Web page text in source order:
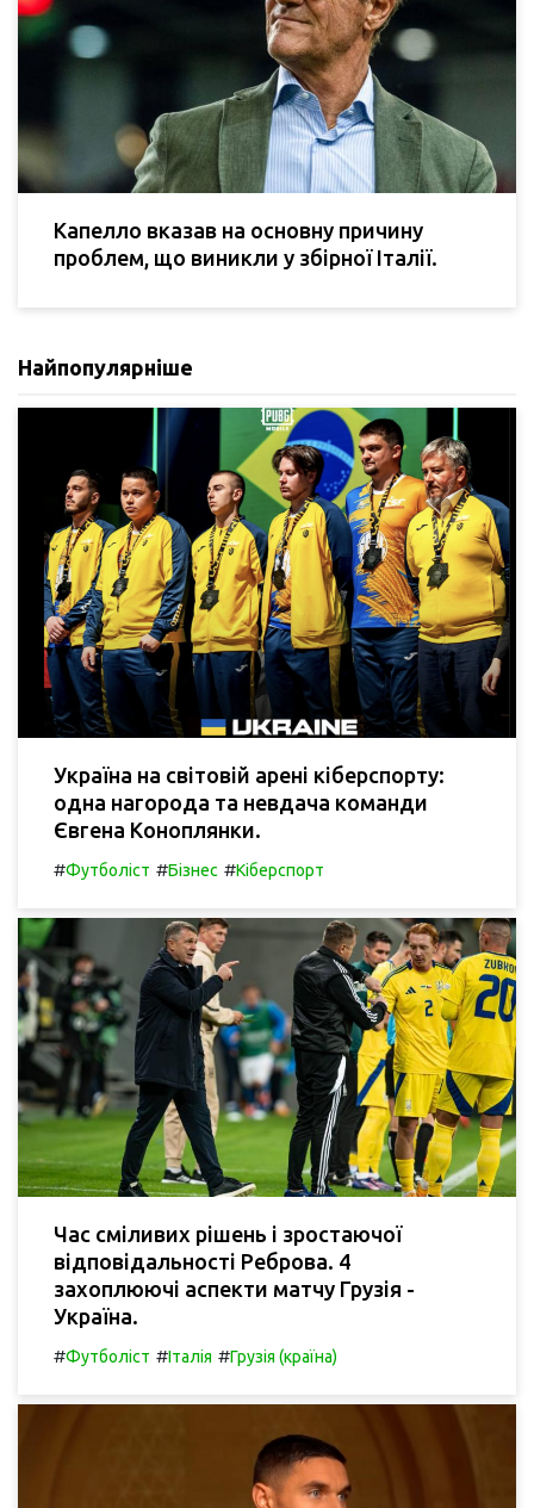
Капелло вказав на основну причину
проблем, що виникли у збірної Італії.
Найпопулярніше
Україна на світовій арені кіберспорту:
одна нагорода та невдача команди
Євгена Коноплянки.
#Футболіст #Бізнес #Кіберспорт
Час сміливих рішень і зростаючої
відповідальності Реброва. 4
захоплюючі аспекти матчу Грузія -
Україна.
#Футболіст #Італія #Грузія (країна)